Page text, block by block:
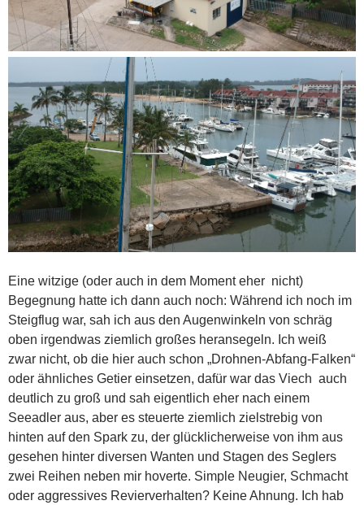
Eine witzige (oder auch in dem Moment eher nicht)
Begegnung hatte ich dann auch noch: Während ich noch im
Steigflug war, sah ich aus den Augenwinkeln von schräg
oben irgendwas ziemlich großes heransegeln. Ich weiß
zwar nicht, ob die hier auch schon „Drohnen-Abfang-Falken“
oder ähnliches Getier einsetzen, dafür war das Viech auch
deutlich zu groß und sah eigentlich eher nach einem
Seeadler aus, aber es steuerte ziemlich zielstrebig von
hinten auf den Spark zu, der glücklicherweise von ihm aus
gesehen hinter diversen Wanten und Stagen des Seglers
zwei Reihen neben mir hoverte. Simple Neugier, Schmacht
oder aggressives Revierverhalten? Keine Ahnung. Ich hab